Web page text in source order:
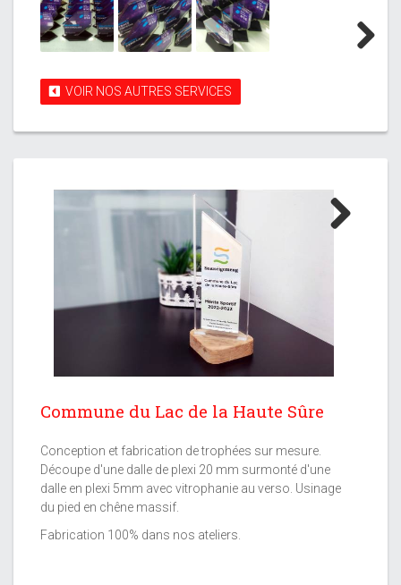
VOIR NOS AUTRES SERVICES
Commune du Lac de la Haute Sûre
Conception et fabrication de trophées sur mesure.
Découpe d'une dalle de plexi 20 mm surmonté d'une
dalle en plexi 5mm avec vitrophanie au verso. Usinage
du pied en chêne massif.
Fabrication 100% dans nos ateliers.